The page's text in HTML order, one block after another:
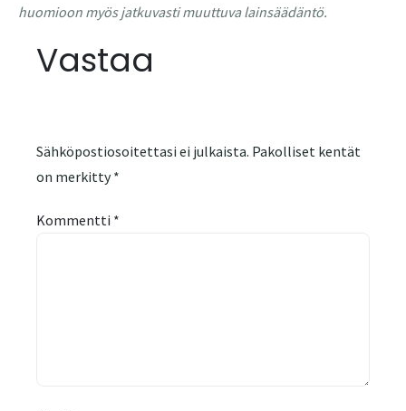
huomioon myös jatkuvasti muuttuva lainsäädäntö.
Vastaa
Sähköpostiosoitettasi ei julkaista. Pakolliset kentät
on merkitty*
Kommentti *